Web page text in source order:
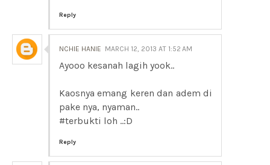
Reply
NCHIE HANIE MARCH 12, 2013 AT 1:52 AM
Ayooo kesanah lagih yook..
Kaosnya emang keren dan adem di
pake nya, nyaman..
#terbukti loh ..:D
Reply